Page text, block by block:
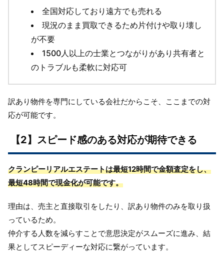
全国対応しており遠方でも売れる
現況のまま買取できるため片付けや取り壊し
が不要
1500人以上の士業とつながりがあり共有者と
のトラブルも柔軟に対応可
訳あり物件を専門にしている会社だからこそ、ここまでの対
応が可能です。
【2】スピード感のある対応が期待できる
クランピーリアルエステートは最短12時間で金額査定をし、
最短48時間で現金化が可能です。
理由は、売主と直接取引をしたり、訳あり物件のみを取り扱
っているため。
仲介する人数を減らすことで意思決定がスムーズに進み、結
果としてスピーディーな対応に繋がっています。